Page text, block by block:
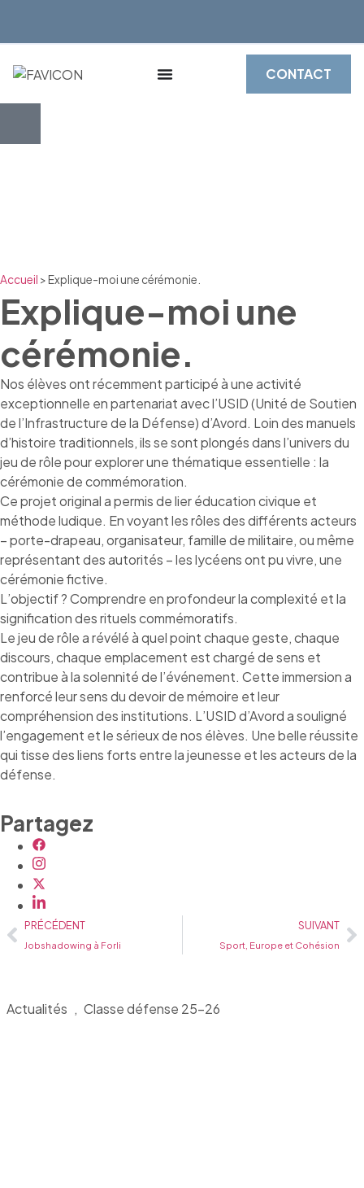
CONTACT
Accueil >Explique-moi une cérémonie.
Explique-moi une
cérémonie.
Nos élèves ont récemment participé à une activité
exceptionnelle en partenariat avec l’USID (Unité de Soutien
de l’Infrastructure de la Défense) d’Avord. Loin des manuels
d’histoire traditionnels, ils se sont plongés dans l’univers du
jeu de rôle pour explorer une thématique essentielle : la
cérémonie de commémoration.
Ce projet original a permis de lier éducation civique et
méthode ludique. En voyant les rôles des différents acteurs
– porte-drapeau, organisateur, famille de militaire, ou même
représentant des autorités – les lycéens ont pu vivre, une
cérémonie fictive.
L’objectif ? Comprendre en profondeur la complexité et la
signification des rituels commémoratifs.
Le jeu de rôle a révélé à quel point chaque geste, chaque
discours, chaque emplacement est chargé de sens et
contribue à la solennité de l’événement. Cette immersion a
renforcé leur sens du devoir de mémoire et leur
compréhension des institutions. L’USID d’Avord a souligné
l’engagement et le sérieux de nos élèves. Une belle réussite
qui tisse des liens forts entre la jeunesse et les acteurs de la
défense.
Partagez
PRÉCÉDENT
Jobshadowing à Forli
SUIVANT
Sport, Europe et Cohésion
Actualités , Classe défense 25-26